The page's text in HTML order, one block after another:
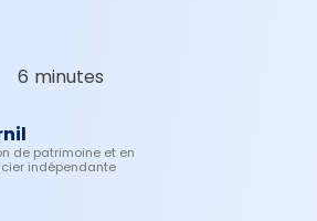
6 minutes
de patrimoine et en
indépendante